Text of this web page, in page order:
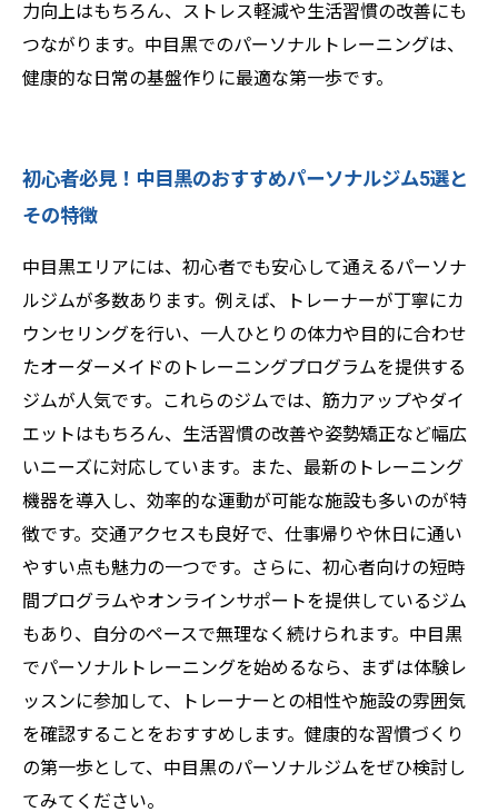
力向上はもちろん、ストレス軽減や生活習慣の改善にも
つながります。中目黒でのパーソナルトレーニングは、
健康的な日常の基盤作りに最適な第一歩です。
初心者必見！中目黒のおすすめパーソナルジム5選と
その特徴
中目黒エリアには、初心者でも安心して通えるパーソナ
ルジムが多数あります。例えば、トレーナーが丁寧にカ
ウンセリングを行い、一人ひとりの体力や目的に合わせ
たオーダーメイドのトレーニングプログラムを提供する
ジムが人気です。これらのジムでは、筋力アップやダイ
エットはもちろん、生活習慣の改善や姿勢矯正など幅広
いニーズに対応しています。また、最新のトレーニング
機器を導入し、効率的な運動が可能な施設も多いのが特
徴です。交通アクセスも良好で、仕事帰りや休日に通い
やすい点も魅力の一つです。さらに、初心者向けの短時
間プログラムやオンラインサポートを提供しているジム
もあり、自分のペースで無理なく続けられます。中目黒
でパーソナルトレーニングを始めるなら、まずは体験レ
ッスンに参加して、トレーナーとの相性や施設の雰囲気
を確認することをおすすめします。健康的な習慣づくり
の第一歩として、中目黒のパーソナルジムをぜひ検討し
てみてください。